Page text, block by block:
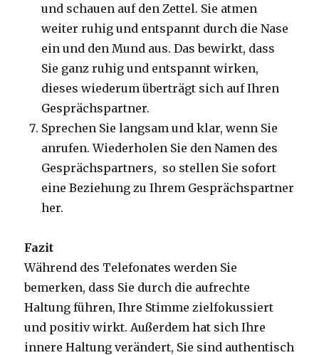
und schauen auf den Zettel. Sie atmen
weiter ruhig und entspannt durch die Nase
ein und den Mund aus. Das bewirkt, dass
Sie ganz ruhig und entspannt wirken,
dieses wiederum überträgt sich auf Ihren
Gesprächspartner.
Sprechen Sie langsam und klar, wenn Sie
anrufen. Wiederholen Sie den Namen des
Gesprächspartners, so stellen Sie sofort
eine Beziehung zu Ihrem Gesprächspartner
her.
Fazit
Während des Telefonates werden Sie
bemerken, dass Sie durch die aufrechte
Haltung führen, Ihre Stimme zielfokussiert
und positiv wirkt. Außerdem hat sich Ihre
innere Haltung verändert, Sie sind authentisch